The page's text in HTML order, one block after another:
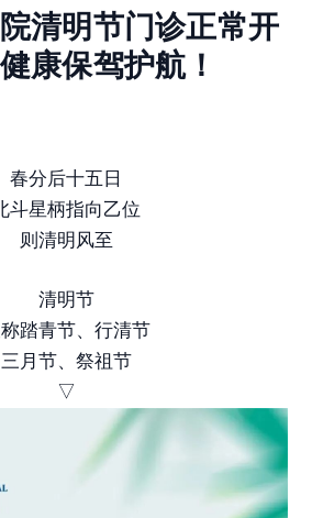
清明节门诊正常开
康保驾护航！
春分后十五日
斗星柄指向乙位
则清明风至
清明节
踏青节、行清节
三月节、祭祖节
▽